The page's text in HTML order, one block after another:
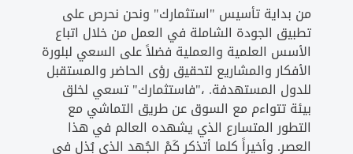
من بداية تأسيس "استثمارك" ونحن نحرص على
تطبيق الجودة الشاملة في العمل من خلال اتباع
الأسس العلمية والعملية فضلاً على السعي لبلورة
الأفكار والمشاريع لتحقيق رؤى الحاضر والمستقبل
للدول المستهدفة. ،"فاستثمارك" تسعي لخلق
بيئة تتواءم مع السوق عن طريق التماشي مع
التطور المتسارع الذي يشهده العالم في هذا
العصر. وأخيراً كلما أتذكر كَمْ الجُهد الذي بُذل في